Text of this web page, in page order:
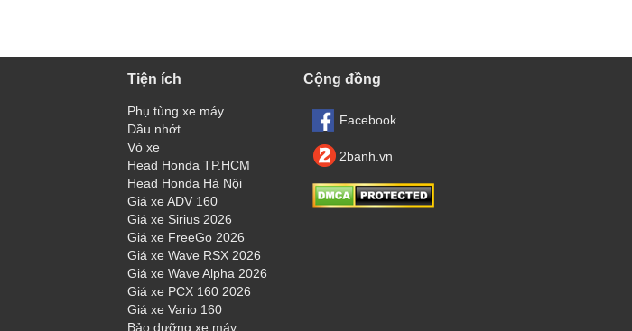
Tiện ích
Phụ tùng xe máy
Dầu nhớt
Vỏ xe
Head Honda TP.HCM
Head Honda Hà Nội
Giá xe ADV 160
Giá xe Sirius 2026
Giá xe FreeGo 2026
Giá xe Wave RSX 2026
Giá xe Wave Alpha 2026
Giá xe PCX 160 2026
Giá xe Vario 160
Bảo dưỡng xe máy
Cộng đồng
Facebook
2banh.vn